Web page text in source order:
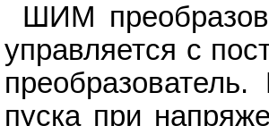
ШИМ
управляется с
пуска при